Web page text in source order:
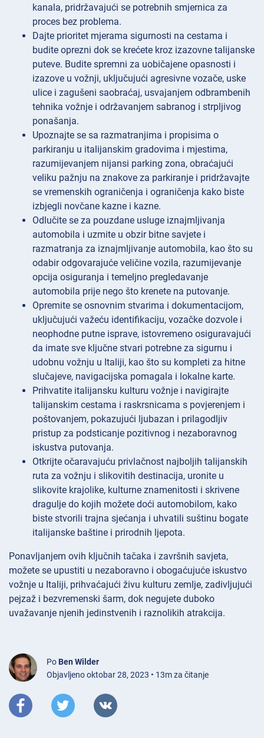
kanala, pridržavajući se potrebnih smjernica za
proces bez problema.
Dajte prioritet mjerama sigurnosti na cestama i
budite oprezni dok se krećete kroz izazovne talijanske
puteve. Budite spremni za uobičajene opasnosti i
izazove u vožnji, uključujući agresivne vozače, uske
ulice i zagušeni saobraćaj, usvajanjem odbrambenih
tehnika vožnje i održavanjem sabranog i strpljivog
ponašanja.
Upoznajte se sa razmatranjima i propisima o
parkiranju u italijanskim gradovima i mjestima,
razumijevanjem nijansi parking zona, obraćajući
veliku pažnju na znakove za parkiranje i pridržavajte
se vremenskih ograničenja i ograničenja kako biste
izbjegli novčane kazne i kazne.
Odlučite se za pouzdane usluge iznajmljivanja
automobila i uzmite u obzir bitne savjete i
razmatranja za iznajmljivanje automobila, kao što su
odabir odgovarajuće veličine vozila, razumijevanje
opcija osiguranja i temeljno pregledavanje
automobila prije nego što krenete na putovanje.
Opremite se osnovnim stvarima i dokumentacijom,
uključujući važeću identifikaciju, vozačke dozvole i
neophodne putne isprave, istovremeno osiguravajući
da imate sve ključne stvari potrebne za sigurnu i
udobnu vožnju u Italiji, kao što su kompleti za hitne
slučajeve, navigacijska pomagala i lokalne karte.
Prihvatite italijansku kulturu vožnje i navigirajte
talijanskim cestama i raskrsnicama s povjerenjem i
poštovanjem, pokazujući ljubazan i prilagodljiv
pristup za podsticanje pozitivnog i nezaboravnog
iskustva putovanja.
Otkrijte očaravajuću privlačnost najboljih talijanskih
ruta za vožnju i slikovitih destinacija, uronite u
slikovite krajolike, kulturne znamenitosti i skrivene
dragulje do kojih možete doći automobilom, kako
biste stvorili trajna sjećanja i uhvatili suštinu bogate
italijanske baštine i prirodnih ljepota.
Ponavljanjem ovih ključnih tačaka i završnih savjeta,
možete se upustiti u nezaboravno i obogaćujuće iskustvo
vožnje u Italiji, prihvaćajući živu kulturu zemlje, zadivljujući
pejzaž i bezvremenski šarm, dok negujete duboko
uvažavanje njenih jedinstvenih i raznolikih atrakcija.
Po Ben Wilder
Objavljeno oktobar 28, 2023 • 13m za čitanje